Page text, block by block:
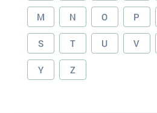
M N O P
S T U V
Y Z